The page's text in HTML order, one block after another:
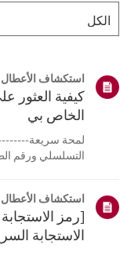
استكشاف الأعطال
الخاص بي
لمحة
التسلسلي ورقم
تختلف الصور أو ا...
استكشاف الأعطال
الاستجابة